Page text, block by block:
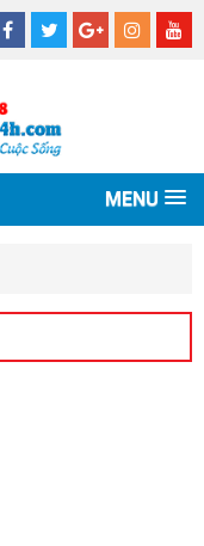
MENU